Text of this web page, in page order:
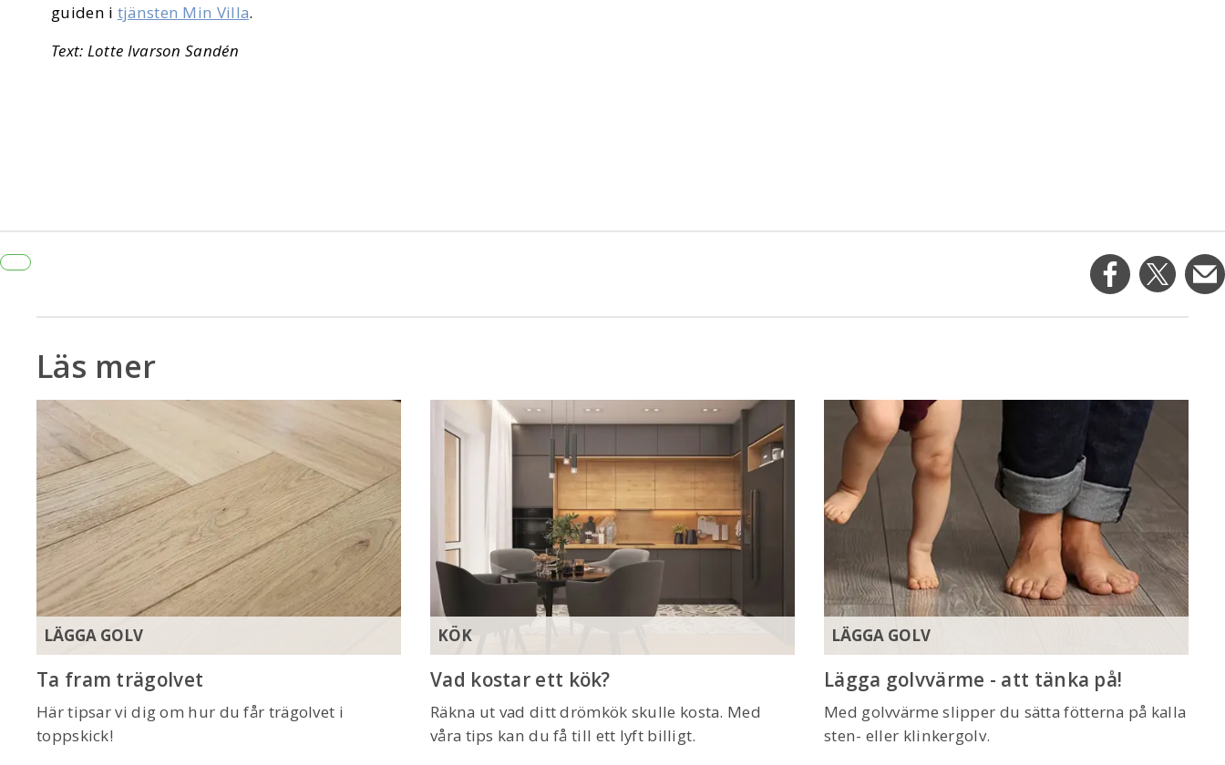
guiden i tjänsten Min Villa.
Text: Lotte Ivarson Sandén
Läs mer
LÄGGA GOLV
Ta fram trägolvet
Här tipsar vi dig om hur du får trägolvet i
toppskick!
KÖK
Vad kostar ett kök?
Räkna ut vad ditt drömkök skulle kosta. Med
våra tips kan du få till ett lyft billigt.
LÄGGA GOLV
Lägga golvvärme - att tänka på!
Med golvvärme slipper du sätta fötterna på kalla
sten- ­eller klinkergolv.